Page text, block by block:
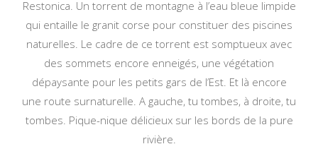
Restonica. Un torrent de montagne à l’eau bleue limpide
qui entaille le granit corse pour constituer des piscines
naturelles. Le cadre de ce torrent est somptueux avec
des sommets encore enneigés, une végétation
dépaysante pour les petits gars de l’Est. Et là encore
une route surnaturelle. A gauche, tu tombes, à droite, tu
tombes. Pique-nique délicieux sur les bords de la pure
rivière.